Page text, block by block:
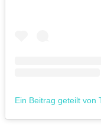
Ein Beitrag geteilt von